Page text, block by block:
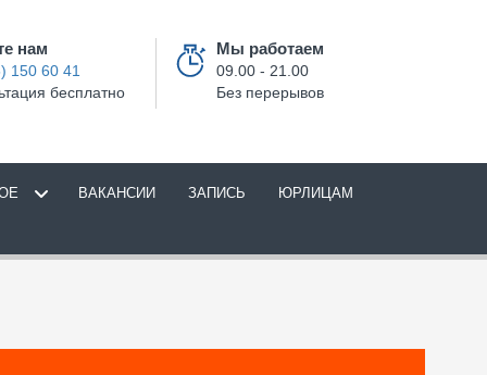
нам
150 60 41
бесплатно
Мы работаем
09.00 - 21.00
Без перерывов
ВАКАНСИИ ЗАПИСЬ ЮРЛИЦАМ